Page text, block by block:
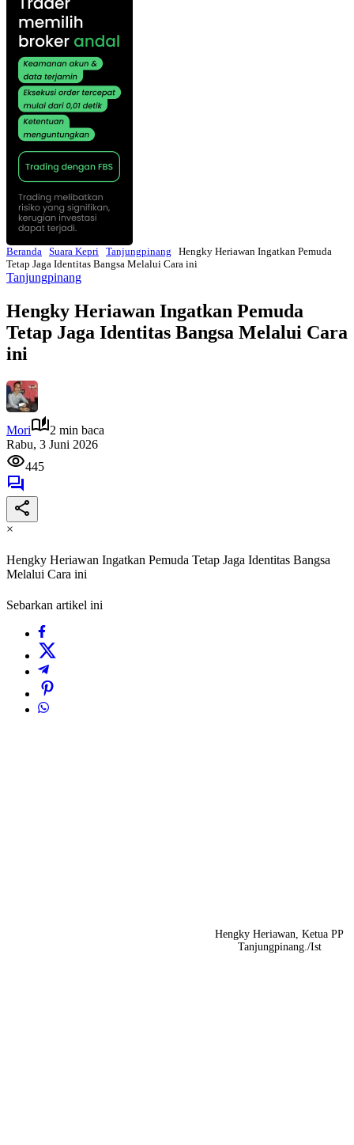
Beranda Suara Kepri Tanjungpinang
Hengky Heriawan Ingatkan Pemuda
Tetap Jaga Identitas Bangsa Melalui Cara ini
Tanjungpinang
Hengky Heriawan Ingatkan Pemuda
Tetap Jaga Identitas Bangsa Melalui Cara
ini
Mori
2 min baca
Rabu, 3 Juni 2026
445
×
Hengky Heriawan Ingatkan Pemuda Tetap Jaga Identitas Bangsa
Melalui Cara ini
Sebarkan artikel ini
Hengky Heriawan, Ketua PP
Tanjungpinang./Ist